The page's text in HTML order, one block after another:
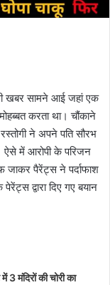
खबर सामने आई जहां एक
करता था। चौंकाने
ने अपने पति सौरभ
ऐसे में आरोपी के परिजन
जाकर पैरेंट्स ने पर्दाफाश
द्वारा दिए गए बयान
की चोरी का